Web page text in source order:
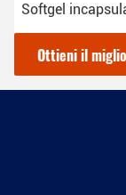
Softgel
macchina
personalizzabile
Ottieni il